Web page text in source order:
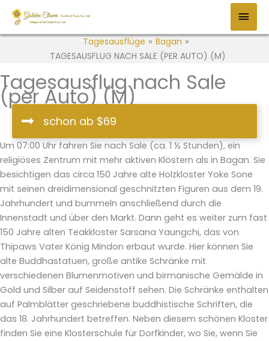
Zum
Inhalt
springen
Tagesausflüge » Bagan »
TAGESAUSFLUG NACH SALE (PER AUTO) (M)
Tagesausflug nach Sale
(per Auto) (M)
schon ab $69
Um 07:00 Uhr fahren Sie nach Sale (ca. 1 ½ Stunden), ein
religiöses Zentrum mit mehr aktiven Klöstern als in Bagan. Sie
besichtigen das circa 150 Jahre alte Holzkloster Yoke Sone
mit seinen dreidimensional geschnitzten Figuren aus dem 19.
Jahrhundert und bummeln anschließend durch die
Innenstadt und über den Markt. Dann geht es weiter zum fast
150 Jahre alten Teakkloster Sarsana Yaungchi, das von
Thipaws Vater König Mindon erbaut wurde. Hier können Sie
alte Buddhastatuen, große antike Schränke mit
verschiedenen Blumenmotiven und birmanische Gemälde in
Gold und Silber auf Seidenstoff sehen. Die Schränke enthalten
auf Palmblätter geschriebene buddhistische Schriften, die
das 18. Jahrhundert betreffen. Neben diesem schönen Kloster
finden Sie eine Klosterschule für Dorfkinder, wo Sie, wenn Sie